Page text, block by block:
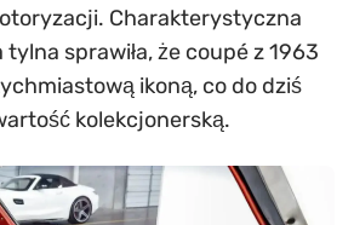
Charakterystyczna
sprawiła, że coupé z 1963
ikoną, co do dziś
kolekcjonerską.